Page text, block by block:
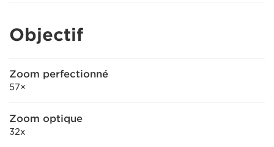
Objectif
Zoom perfectionné
57×
Zoom optique
32x